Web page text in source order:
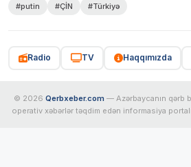
#putin #ÇİN #Türkiyə
Radio TV Haqqımızda
© 2026 Qerbxeber.com — Azərbaycanın qərb
operativ xəbərlər təqdim edən informasiya